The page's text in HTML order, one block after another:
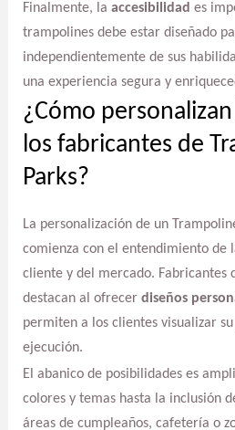
Finalmente, la accesibilidad es
trampolines debe estar diseñado
independientemente de sus
una experiencia segura y
¿Cómo
los fabricantes de
Parks?
La personalización de un
comienza con el entendimiento de
cliente y del mercado. Fabricantes
destacan al ofrecer diseños
permiten a los clientes visualizar
ejecución.
El abanico de posibilidades es
colores y temas hasta la inclusión
áreas de cumpleaños, cafetería o